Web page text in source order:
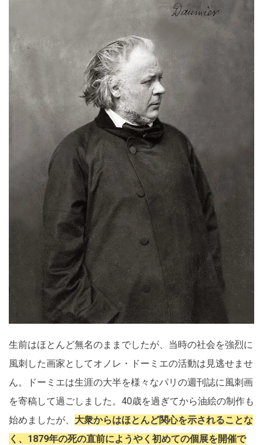
生前はほとんど無名のままでしたが、当時の社会を強烈に
風刺した画家としてオノレ・ドーミエの活動は見逃せませ
ん。ドーミエは生涯の大半を様々なパリの週刊誌に風刺画
を寄稿して過ごしました。40歳を過ぎてから油絵の制作も
始めましたが、 大衆からはほとんど関心を示されることな
く、1879年の死の直前にようやく初めての個展を開催で